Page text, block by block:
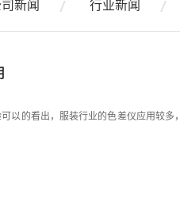
新闻 行业新闻
以的看出，服装行业的色差仪应用较